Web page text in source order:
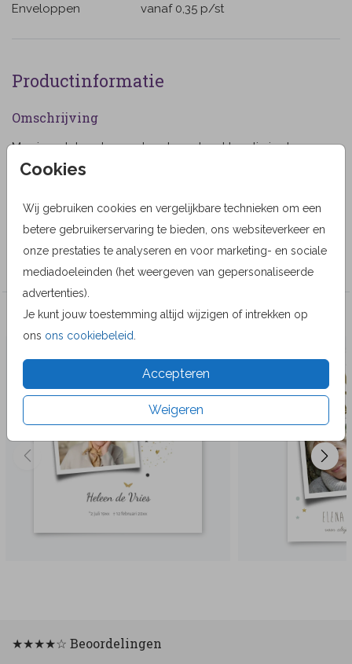
Cookies
Wij gebruiken cookies en vergelijkbare technieken om een
betere gebruikerservaring te bieden, ons websiteverkeer en
onze prestaties te analyseren en voor marketing- en sociale
mediadoeleinden (het weergeven van gepersonaliseerde
advertenties).
Je kunt jouw toestemming altijd wijzigen of intrekken op
ons ons cookiebeleid
Accepteren
Weigeren
Enveloppen
vanaf 0,35 p/st
Productinformatie
Omschrijving
Mooie getekende rouwkaart rood met bootje in de zee
met wit kader. (316)
Paula Gerritsen
Collectie
Veel gekozen producten
★★★★☆ Beoordelingen